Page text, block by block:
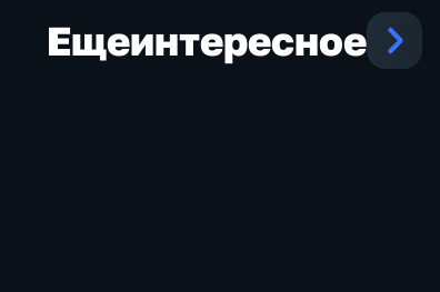
Ещеинтересное